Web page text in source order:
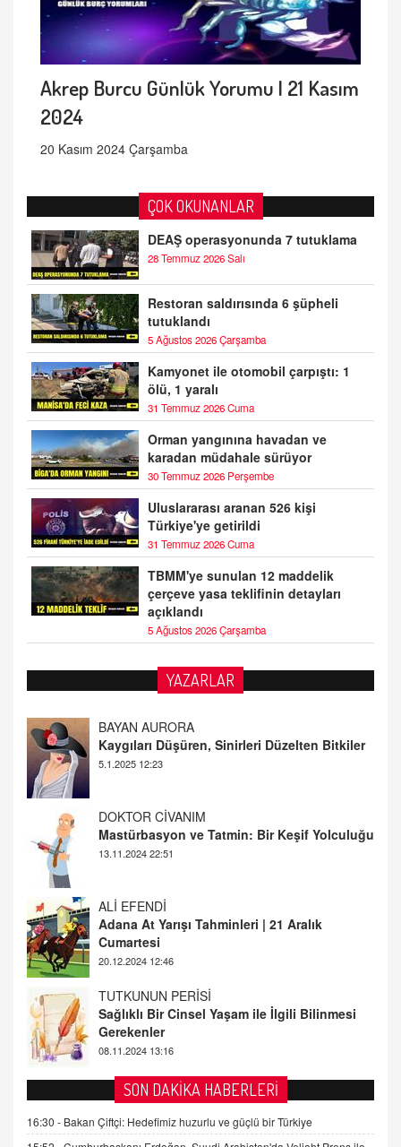
Akrep Burcu Günlük Yorumu | 21 Kasım
2024
20 Kasım 2024 Çarşamba
ÇOK OKUNANLAR
DEAŞ operasyonunda 7 tutuklama
28 Temmuz 2026 Salı
Restoran saldırısında 6 şüpheli
tutuklandı
5 Ağustos 2026 Çarşamba
Kamyonet ile otomobil çarpıştı: 1
ölü, 1 yaralı
31 Temmuz 2026 Cuma
Orman yangınına havadan ve
karadan müdahale sürüyor
30 Temmuz 2026 Perşembe
Uluslararası aranan 526 kişi
Türkiye'ye getirildi
31 Temmuz 2026 Cuma
TBMM'ye sunulan 12 maddelik
çerçeve yasa teklifinin detayları
açıklandı
5 Ağustos 2026 Çarşamba
YAZARLAR
DOKTOR CİVANIM
Mastürbasyon ve Tatmin: Bir Keşif Yolculuğu
13.11.2024 22:51
ALİ EFENDİ
Adana At Yarışı Tahminleri | 21 Aralık
Cumartesi
TUTKUNUN PERİSİ
Sağlıklı Bir Cinsel Yaşam ile İlgili Bilinmesi
Gerekenler
08.11.2024 13:16
FARUK ÖNALAN
Tezkere Onaylanmasaydı…
2 Kasım 2021 Salı 00:11
AV. DOĞAN CAN DOĞAN
Kişisel verilerin korunması ve dijital hukukun
gelişimi
15.09.2025 16:17
SON DAKİKA HABERLERİ
16:30 - Bakan Çiftçi: Hedefimiz huzurlu ve güçlü bir Türkiye